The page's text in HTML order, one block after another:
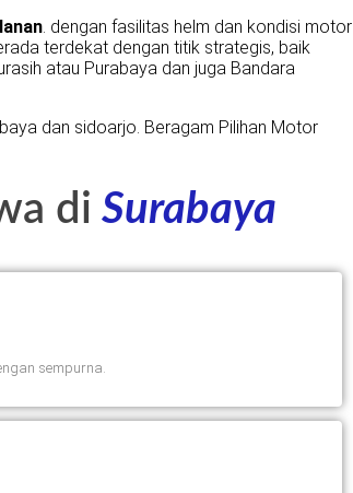
. dengan fasilitas helm dan kondisi motor
terdekat dengan titik strategis, baik
atau Purabaya dan juga Bandara
dan sidoarjo. Beragam Pilihan Motor
di Surabaya
sempurna.